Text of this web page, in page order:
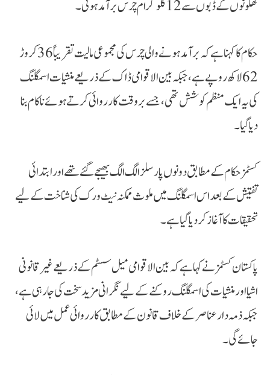
کھلونوں کے ڈبوں سے 12 کلوگرام چرس برآمد ہوئی۔
حکام کا کہنا ہے کہ برآمد ہونے والی چرس کی مجموعی مالیت تقریباً 36 کروڑ
62 لاکھ روپے ہے، جبکہ بین الاقوامی ڈاک کے ذریعے منشیات اسمگلنگ
کی یہ ایک منظم کوشش تھی، جسے بروقت کارروائی کرتے ہوئے ناکام بنا
دیا گیا۔
کسٹمز حکام کے مطابق دونوں پارسلز الگ الگ بھیجے گئے تھے اور ابتدائی
تفتیش کے بعد اس اسمگلنگ میں ملوث ممکنہ نیٹ ورک کی شناخت کے لیے
تحقیقات کا آغاز کر دیا گیا ہے۔
پاکستان کسٹمز نے کہا ہے کہ بین الاقوامی میل سسٹم کے ذریعے غیر قانونی
اشیا اور منشیات کی اسمگلنگ روکنے کے لیے نگرانی مزید سخت کی جا رہی ہے،
جبکہ ذمہ دار عناصر کے خلاف قانون کے مطابق کارروائی عمل میں لائی
جائے گی۔